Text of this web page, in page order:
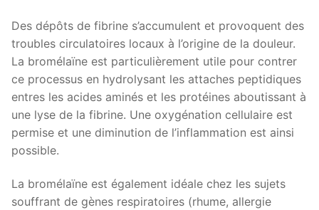
Des dépôts de fibrine s’accumulent et provoquent des
troubles circulatoires locaux à l’origine de la douleur.
La bromélaïne est particulièrement utile pour contrer
ce processus en hydrolysant les attaches peptidiques
entres les acides aminés et les protéines aboutissant à
une lyse de la fibrine. Une oxygénation cellulaire est
permise et une diminution de l’inflammation est ainsi
possible.
La bromélaïne est également idéale chez les sujets
souffrant de gènes respiratoires (rhume, allergie